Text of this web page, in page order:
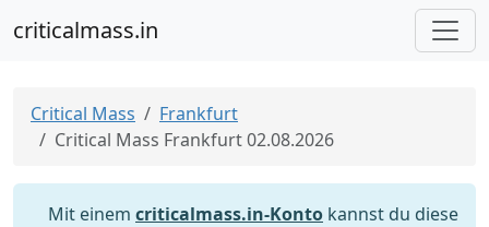
criticalmass.in
Critical Mass
Frankfurt
Critical Mass Frankfurt 02.08.2026
Mit einem criticalmass.in-Konto kannst du diese